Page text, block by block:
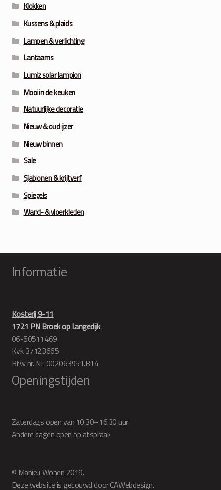
Klokken
Kussens & plaids
Lampen & verlichting
Lantaarns
Lumiz solar lampion
Mooi in de keuken
Natuurlijke decoratie
Nieuw & oud ijzer
Nieuw binnen
Sale
Sjablonen & krijtverf
Spiegels
Wand- & vloerkleden
Informatie
Kosterij 9-11
1721 PN Broek op Langedijk
06-50511469
Kvk 37123665
Btw nr. NL 002063951.B14
Openingstijden
Zaterdags open van 10.30–16.30 uur
Andere dagen open op afspraak
© Mahieu Wonen 2019.
Deze website is gebouwd door CAWebdesign.